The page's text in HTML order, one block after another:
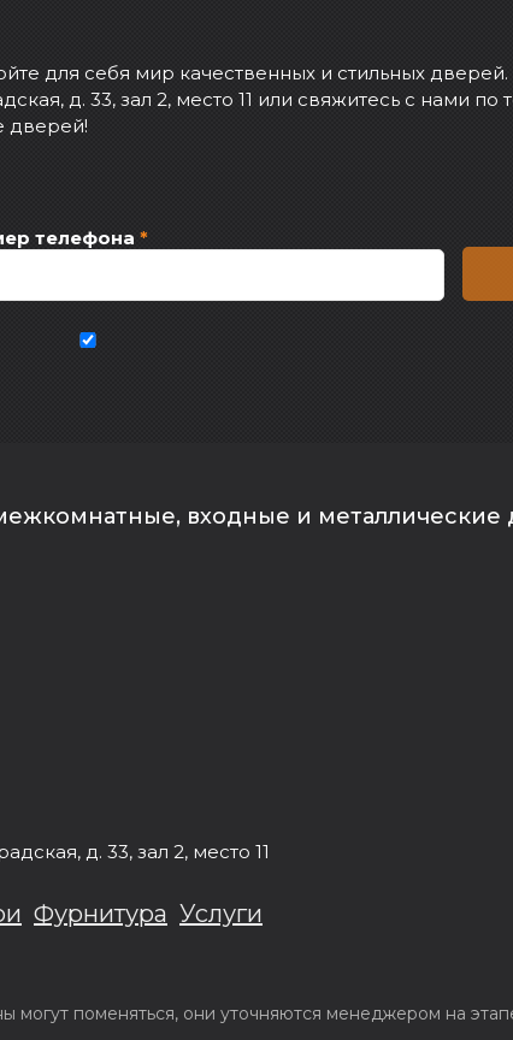
для себя мир качественных и стильных
д. 33, зал 2, место 11 или свяжитесь с нами по
дверей!
телефона *
входные и металлические
д. 33, зал 2, место 11
Фурнитура Услуги
поменяться, они уточняются менеджером на